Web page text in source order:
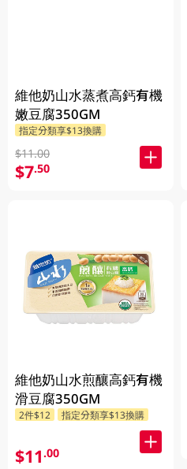
維他奶山水蒸煮高鈣有機
嫩豆腐350GM
指定分類享$13換購
$11.00
$7.50
維他奶山水煎釀高鈣有機
滑豆腐350GM
2件$12 指定分類享$13換購
$11.00